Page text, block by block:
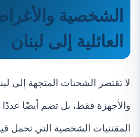
الشخصية
العائلية إلى لبنان
لا تقتصر الشحنات المتجهة إلى
والأجهزة فقط، بل تضم أيضًا عددًا
المقتنيات الشخصية التي تحمل